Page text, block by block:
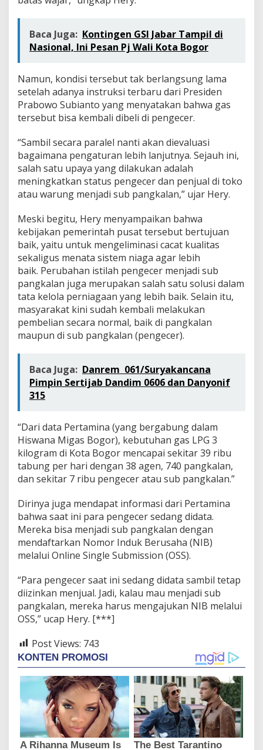
Baca Juga: Kontingen GSI Jabar Tampil di
Nasional, Ini Pesan Pj Wali Kota Bogor
Namun, kondisi tersebut tak berlangsung lama
setelah adanya instruksi terbaru dari Presiden
Prabowo Subianto yang menyatakan bahwa gas
tersebut bisa kembali dibeli di pengecer.
“Sambil secara paralel nanti akan dievaluasi
bagaimana pengaturan lebih lanjutnya. Sejauh ini,
salah satu upaya yang dilakukan adalah
meningkatkan status pengecer dan penjual di toko
atau warung menjadi sub pangkalan,” ujar Hery.
Meski begitu, Hery menyampaikan bahwa
kebijakan pemerintah pusat tersebut bertujuan
baik, yaitu untuk mengeliminasi cacat kualitas
sekaligus menata sistem niaga agar lebih
baik. Perubahan istilah pengecer menjadi sub
pangkalan juga merupakan salah satu solusi dalam
tata kelola perniagaan yang lebih baik. Selain itu,
masyarakat kini sudah kembali melakukan
pembelian secara normal, baik di pangkalan
maupun di sub pangkalan (pengecer).
Baca Juga: Danrem 061/Suryakancana
Pimpin Sertijab Dandim 0606 dan Danyonif
315
“Dari data Pertamina (yang bergabung dalam
Hiswana Migas Bogor), kebutuhan gas LPG 3
kilogram di Kota Bogor mencapai sekitar 39 ribu
tabung per hari dengan 38 agen, 740 pangkalan,
dan sekitar 7 ribu pengecer atau sub pangkalan.”
Dirinya juga mendapat informasi dari Pertamina
bahwa saat ini para pengecer sedang didata.
Mereka bisa menjadi sub pangkalan dengan
mendaftarkan Nomor Induk Berusaha (NIB)
melalui Online Single Submission (OSS).
“Para pengecer saat ini sedang didata sambil tetap
diizinkan menjual. Jadi, kalau mau menjadi sub
pangkalan, mereka harus mengajukan NIB melalui
OSS,” ucap Hery. [***]
Post Views: 743